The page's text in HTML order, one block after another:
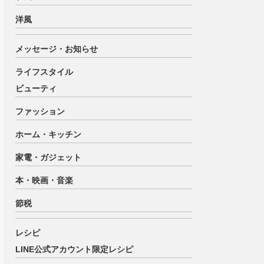
洋風
メッセージ・お知らせ
ライフスタイル
ビューティ
ファッション
ホーム・キッチン
家電・ガジェット
本・映画・音楽
節税
レシピ
LINE公式アカウント限定レシピ